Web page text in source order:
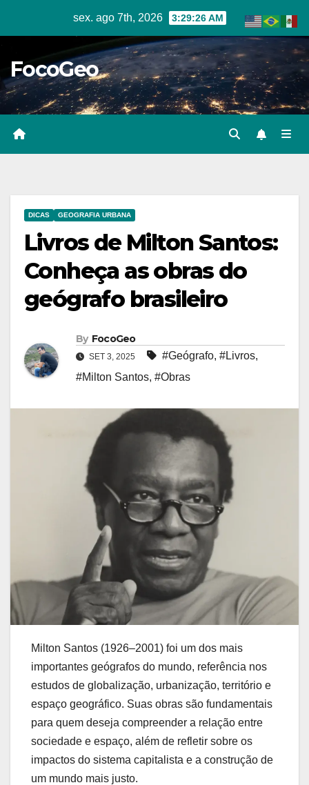
sex. ago 7th, 2026 3:29:27 AM
FocoGeo
DICAS GEOGRAFIA URBANA
Livros de Milton Santos:
Conheça as obras do
geógrafo brasileiro
By FocoGeo
SET 3, 2025 #Geógrafo, #Livros,
#Milton Santos, #Obras
Milton Santos (1926–2001) foi um dos mais
importantes geógrafos do mundo, referência nos
estudos de globalização, urbanização, território e
espaço geográfico. Suas obras são fundamentais
para quem deseja compreender a relação entre
sociedade e espaço, além de refletir sobre os
impactos do sistema capitalista e a construção de
um mundo mais justo.